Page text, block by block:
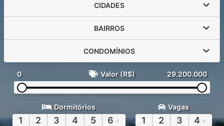
CIDADES
BAIRROS
CONDOMÍNIOS
0 Valor (R$) 29.200.000
Dormitórios
1 2 3 4 5 6 +
Vagas
1 2 3 4 +